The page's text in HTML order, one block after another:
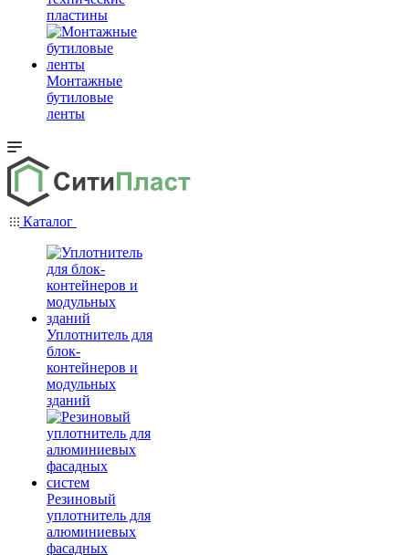
пластины
Монтажные
бутиловые
ленты
Каталог
Уплотнитель для
блок-
контейнеров и
модульных
зданий
Резиновый
уплотнитель для
алюминиевых
фасадных